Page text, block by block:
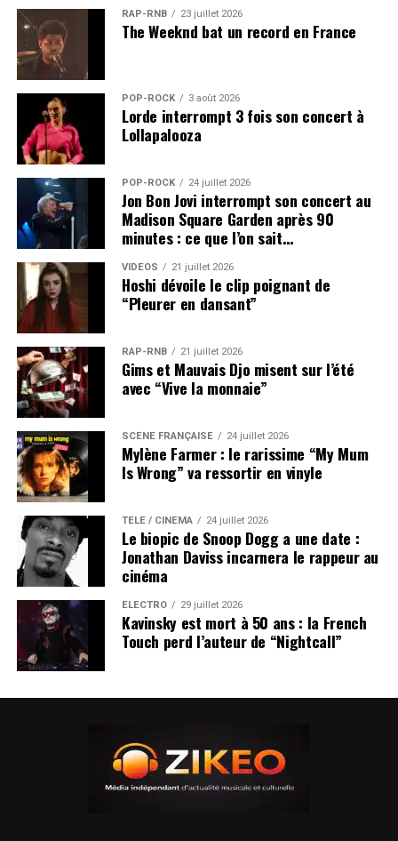
RAP-RNB 23 juillet 2026
The Weeknd bat un record en France
POP-ROCK 3 août 2026
Lorde interrompt 3 fois son concert à
Lollapalooza
POP-ROCK 24 juillet 2026
Jon Bon Jovi interrompt son concert au
Madison Square Garden après 90
minutes : ce que l’on sait…
VIDEOS 21 juillet 2026
Hoshi dévoile le clip poignant de
“Pleurer en dansant”
RAP-RNB 21 juillet 2026
Gims et Mauvais Djo misent sur l’été
avec “Vive la monnaie”
SCÈNE FRANÇAISE 24 juillet 2026
Mylène Farmer : le rarissime “My Mum
Is Wrong” va ressortir en vinyle
TÉLÉ / CINÉMA 24 juillet 2026
Le biopic de Snoop Dogg a une date :
Jonathan Daviss incarnera le rappeur au
cinéma
ÉLECTRO 29 juillet 2026
Kavinsky est mort à 50 ans : la French
Touch perd l’auteur de “Nightcall”